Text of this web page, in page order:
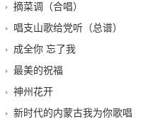
摘菜调（合唱）
唱支山歌给党听（总谱）
成全你 忘了我
最美的祝福
神州花开
新时代的内蒙古我为你歌唱